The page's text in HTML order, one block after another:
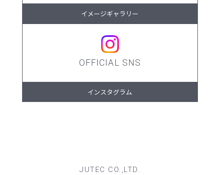
イメージギャラリー
OFFICIAL SNS
インスタグラム
JUTEC CO.,LTD.